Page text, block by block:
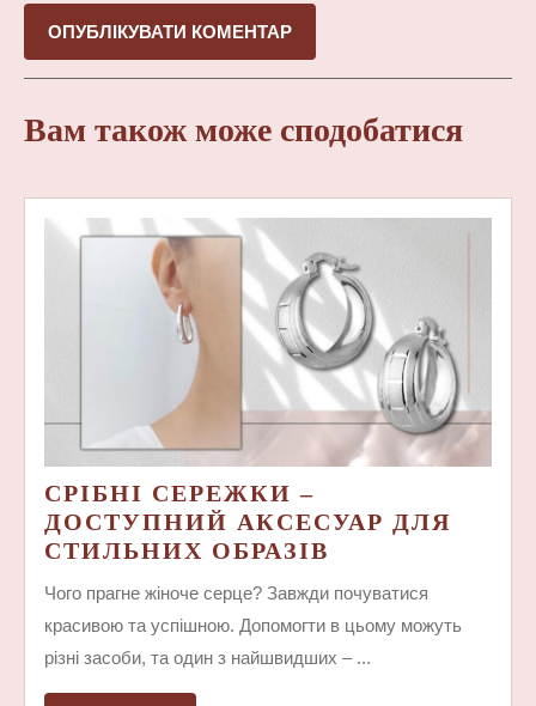
Вам також може сподобатися
СРІБНІ СЕРЕЖКИ –
ДОСТУПНИЙ АКСЕСУАР ДЛЯ
СТИЛЬНИХ ОБРАЗІВ
–
ДОСТУПНИЙ
АКСЕСУАР
Чого прагне жіноче серце? Завжди почуватися
красивою та успішною. Допомогти в цьому можуть
різні засоби, та один з найшвидших – ...